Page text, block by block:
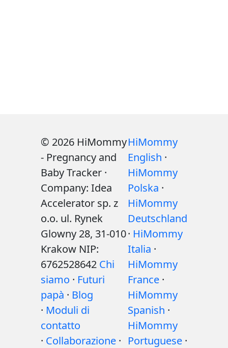
© 2026 HiMommy
- Pregnancy and
Baby Tracker ·
Company: Idea
Accelerator sp. z
o.o. ul. Rynek
Glowny 28, 31-010
Krakow NIP:
6762528642 Chi
siamo · Futuri
papà · Blog
· Moduli di
contatto
· Collaborazione ·
HiMommy
English ·
HiMommy
Polska ·
HiMommy
Deutschland
· HiMommy
Italia ·
HiMommy
France ·
HiMommy
Spanish ·
HiMommy
Portuguese ·